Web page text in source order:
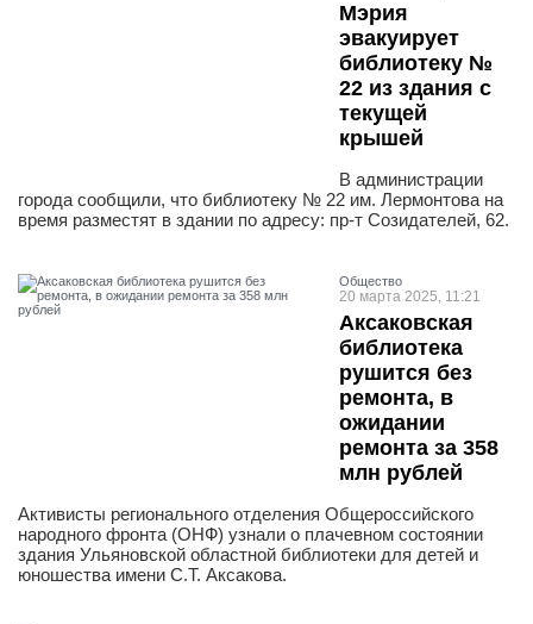
Мэрия
эвакуирует
библиотеку №
22 из здания с
текущей
крышей
В администрации
города сообщили, что библиотеку № 22 им. Лермонтова на
время разместят в здании по адресу: пр-т Созидателей, 62.
Общество
20 марта 2025, 11:21
Аксаковская
библиотека
рушится без
ремонта, в
ожидании
ремонта за 358
млн рублей
Активисты регионального отделения Общероссийского
народного фронта (ОНФ) узнали о плачевном состоянии
здания Ульяновской областной библиотеки для детей и
юношества имени С.Т. Аксакова.